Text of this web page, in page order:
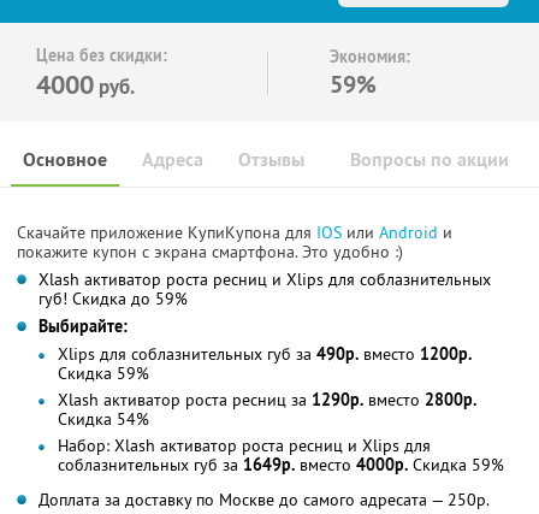
Цена без скидки:
4000 руб.
Экономия:
59%
Основное Отзывы Вопросы по акции
Адреса
Скачайте приложение КупиКупона для IOS или Android и
покажите купон с экрана смартфона. Это удобно :)
Xlash активатор роста ресниц и Xlips для соблазнительных
губ! Скидка до 59%
Выбирайте:
Xlips для соблазнительных губ за 490р. вместо 1200р.
Скидка 59%
Xlash активатор роста ресниц за 1290р. вместо 2800р.
Скидка 54%
Набор: Xlash активатор роста ресниц и Xlips для
соблазнительных губ за 1649р. вместо 4000р. Скидка 59%
Доплата за доставку по Москве до самого адресата — 250р.